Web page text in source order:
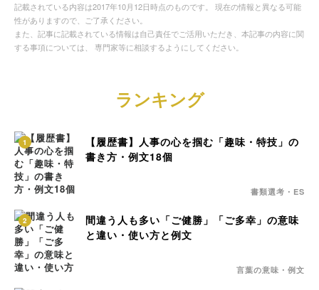
記載されている内容は2017年10月12日時点のものです。 現在の情報と異なる可能
性がありますので、ご了承ください。
また、記事に記載されている情報は自己責任でご活用いただき、本記事の内容に関
する事項については、 専門家等に相談するようにしてください。
ランキング
1
【履歴書】人事の心を掴む「趣味・特技」の
書き方・例文18個
書類選考・ES
2
間違う人も多い「ご健勝」「ご多幸」の意味
と違い・使い方と例文
言葉の意味・例文